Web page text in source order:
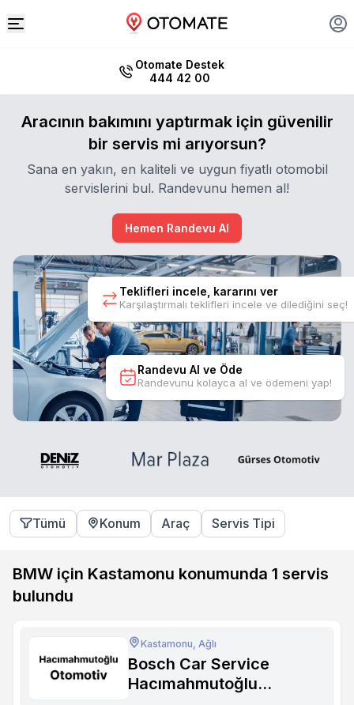
Otomate Destek
444 42 00
Aracının bakımını yaptırmak için güvenilir
bir servis mi arıyorsun?
Sana en yakın, en kaliteli ve uygun fiyatlı otomobil
servislerini bul. Randevunu hemen al!
Hemen Randevu Al
Teklifleri incele, kararını ver
Karşılaştırmalı teklifleri incele ve dilediğini seç!
Randevu Al ve Öde
Randevunu kolayca al ve ödemeni yap!
Tümü Konum Araç Servis Tipi
BMW için Kastamonu konumunda 1 servis
bulundu
Kastamonu, Ağlı
Bosch Car Service
Hacımahmutoğlu